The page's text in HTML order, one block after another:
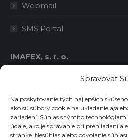
Spravovať
Na poskytovanie tých najlepších
ako sú súbory cookie na ukladanie a/
zariadení. Súhlas s týmito
údaje, ako je správanie pri prehliadaní
stránke. Nesúhlas alebo odvolanie
Webmail
SMS Portal
IMAFEX, s. r. o.
IČ DPH: SK2021763986
Chcete dostávať novinky